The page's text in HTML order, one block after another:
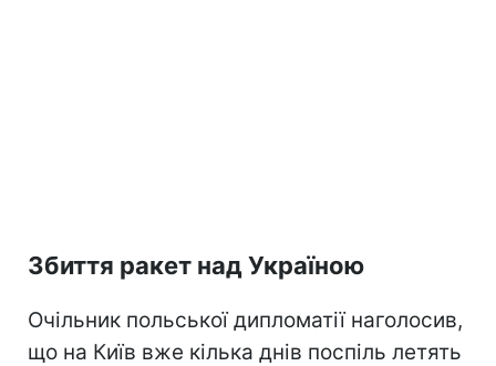
Збиття ракет над Україною
Очільник польської дипломатії наголосив,
що на Київ вже кілька днів поспіль летять